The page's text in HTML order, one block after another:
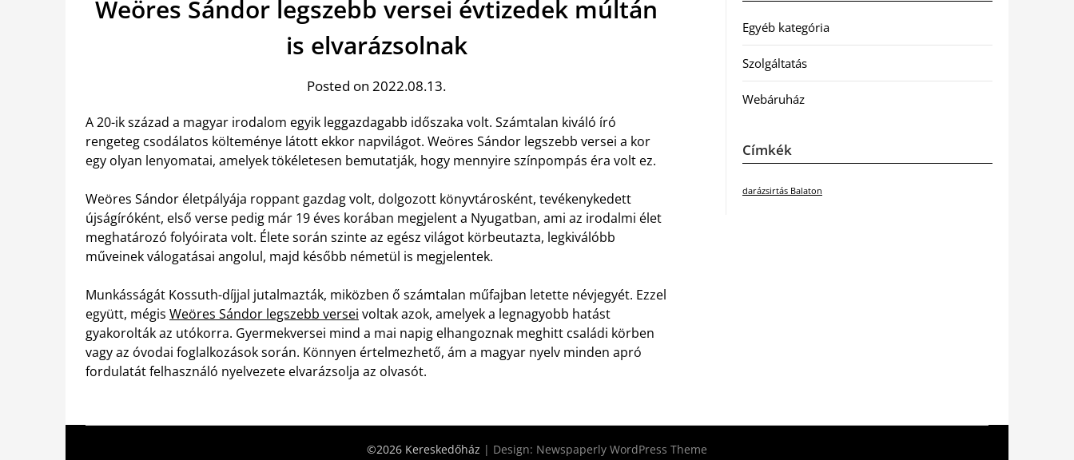
Weöres Sándor legszebb versei évtizedek múltán
is elvarázsolnak
Posted on 2022.08.13.
A 20-ik század a magyar irodalom egyik leggazdagabb időszaka volt. Számtalan kiváló író
rengeteg csodálatos költeménye látott ekkor napvilágot. Weöres Sándor legszebb versei a kor
egy olyan lenyomatai, amelyek tökéletesen bemutatják, hogy mennyire színpompás éra volt ez.
Weöres Sándor életpályája roppant gazdag volt, dolgozott könyvtárosként, tevékenykedett
újságíróként, első verse pedig már 19 éves korában megjelent a Nyugatban, ami az irodalmi élet
meghatározó folyóirata volt. Élete során szinte az egész világot körbeutazta, legkiválóbb
műveinek válogatásai angolul, majd később németül is megjelentek.
Munkásságát Kossuth-díjjal jutalmazták, miközben ő számtalan műfajban letette névjegyét. Ezzel
együtt, mégis Weöres Sándor legszebb versei voltak azok, amelyek a legnagyobb hatást
gyakorolták az utókorra. Gyermekversei mind a mai napig elhangoznak meghitt családi körben
vagy az óvodai foglalkozások során. Könnyen értelmezhető, ám a magyar nyelv minden apró
fordulatát felhasználó nyelvezete elvarázsolja az olvasót.
Egyéb kategória
Szolgáltatás
Webáruház
Címkék
darázsirtás Balaton
©2026 Kereskedőház | Design: Newspaperly WordPress Theme